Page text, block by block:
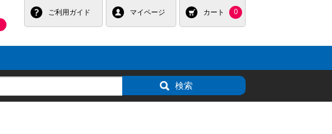
ご利用ガイド マイページ カート 0